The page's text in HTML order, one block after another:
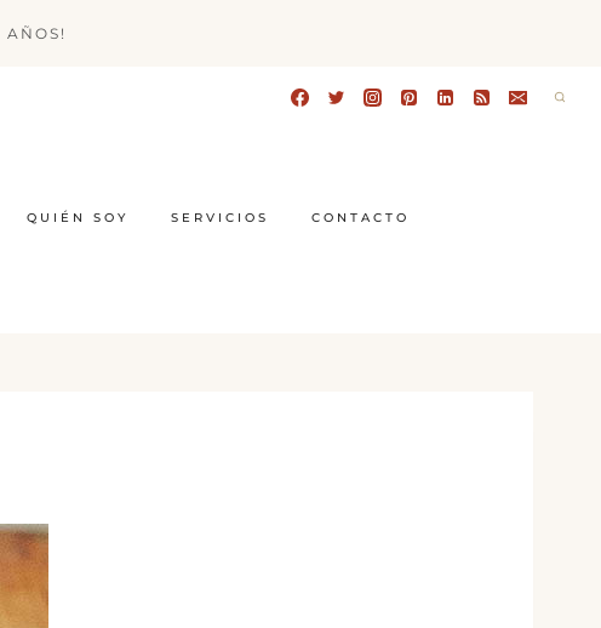
AÑOS!
QUIÉN SOY SERVICIOS CONTACTO